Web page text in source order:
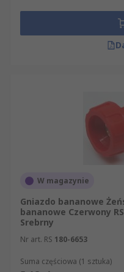
W magazynie
Gniazdo bananowe
bananowe Czerwony
Srebrny
Nr art. RS 180-6653
Suma częściowa (1 sztuka)